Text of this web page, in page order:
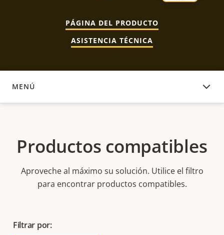
PÁGINA DEL PRODUCTO
ASISTENCIA TÉCNICA
MENÚ
PRODUCTOS COMPATIBLES
Productos compatibles
Aproveche al máximo su solución. Utilice el filtro
para encontrar productos compatibles.
Filtrar por: